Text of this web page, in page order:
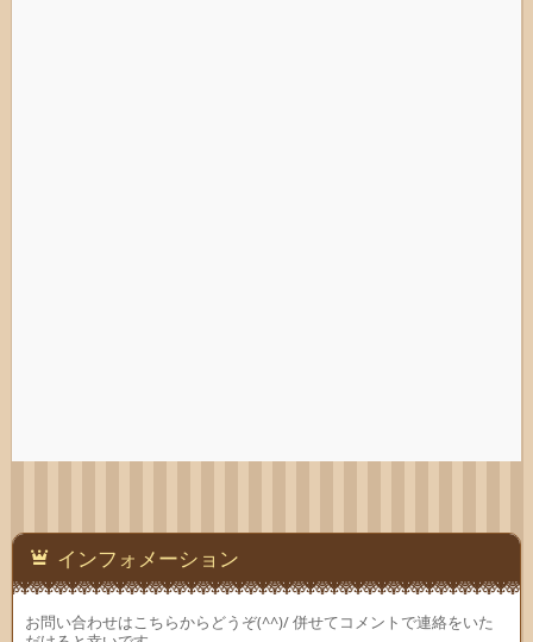
インフォメーション
お問い合わせはこちらからどうぞ(^^)/ 併せてコメントで連絡をいた